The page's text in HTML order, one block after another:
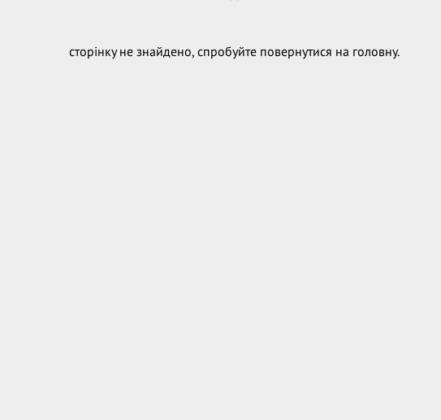
сторінку не знайдено, спробуйте повернутися на головну.